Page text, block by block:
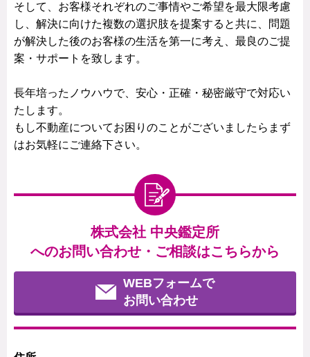
そして、お客様それぞれのご事情やご希望を最大限考慮
し、解決に向けた複数の選択肢を提案すると共に、問題
が解決した後のお客様の生活を第一に考え、最良のご提
案・サポートを致します。
長年培ったノウハウで、安心・正確・秘密厳守で対応い
たします。
もし不動産についてお困りのことがございましたらまず
はお気軽にご連絡下さい。
株式会社 中央鑑定所
へのお問い合わせ・ご相談はこちらから
WEBフォームで
お問い合わせ